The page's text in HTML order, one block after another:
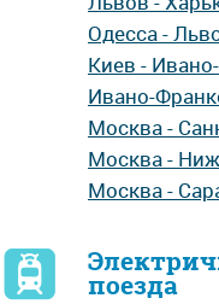
Одесса -
Киев -
Ивано-
Москва -
Москва -
Москва -
поезда